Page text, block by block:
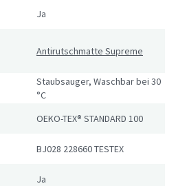
Ja
Antirutschmatte Supreme
Staubsauger, Waschbar bei 30
°C
OEKO-TEX® STANDARD 100
BJ028 228660 TESTEX
Ja